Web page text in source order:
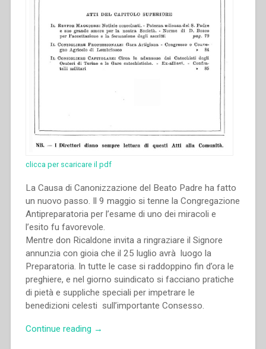
clicca per scaricare il pdf
La Causa di Canonizzazione del Beato Padre ha fatto
un nuovo passo. Il 9 maggio si tenne la Congregazione
Antipreparatoria per l’esame di uno dei miracoli e
l’esito fu favorevole.
Mentre don Ricaldone invita a ringraziare il Signore
annunzia con gioia che il 25 luglio avrà luogo la
Preparatoria. In tutte le case si raddoppino fin d’ora le
preghiere, e nel giorno suindicato si facciano pratiche
di pietà e suppliche speciali per impetrare le
benedizioni celesti sull’importante Consesso.
Continue reading “Pietro
→